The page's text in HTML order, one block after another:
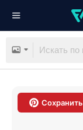
Сохранить